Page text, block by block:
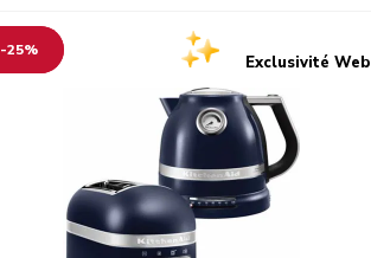
-25%
Exclusivité Web